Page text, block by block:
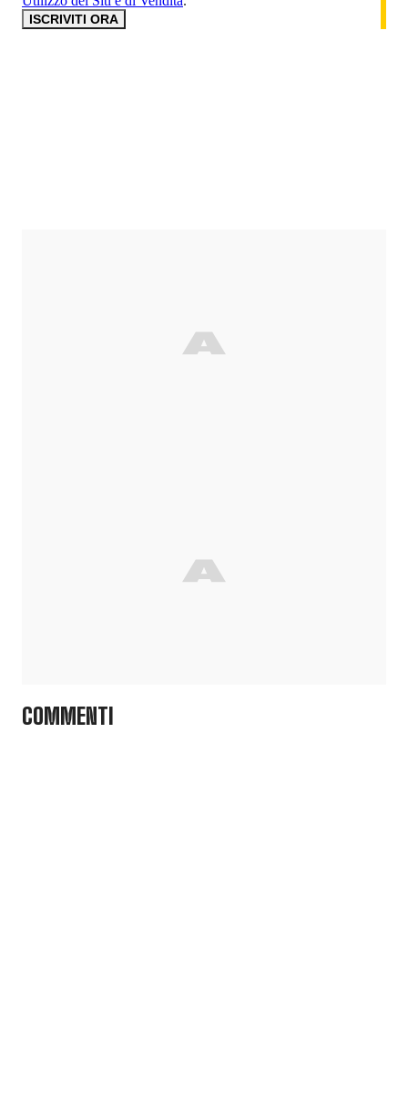
ISCRIVITI ORA
COMMENTI